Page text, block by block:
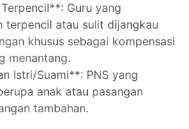
Guru yang
terpencil atau sulit dijangkau
khusus sebagai kompensasi
menantang.
Istri/Suami**: PNS yang
anak atau pasangan
tambahan.